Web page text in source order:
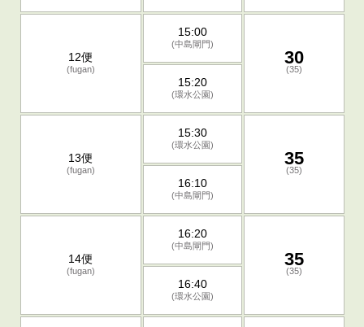
12便
(fugan)
15:00
(中島閘門)
30
(35)
15:20
(環水公園)
13便
(fugan)
15:30
(環水公園)
35
(35)
16:10
(中島閘門)
14便
(fugan)
16:20
(中島閘門)
35
(35)
16:40
(環水公園)